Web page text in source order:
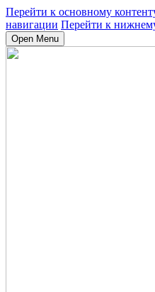
Перейти к основному
навигации Перейти к
Open Menu